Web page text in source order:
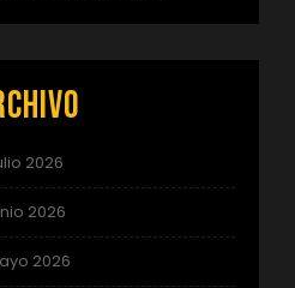
2026
2026
2026